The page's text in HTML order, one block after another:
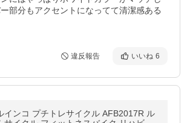
部分もアクセントになってて清潔感ある
違反報告 いいね 6
インコ プチトレサイクル AFB2017R ル